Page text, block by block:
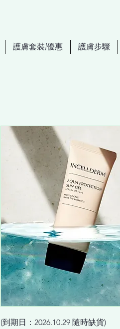
護膚套裝/優惠 護膚步驟
(到期日：2026.10.29 隨時缺貨)